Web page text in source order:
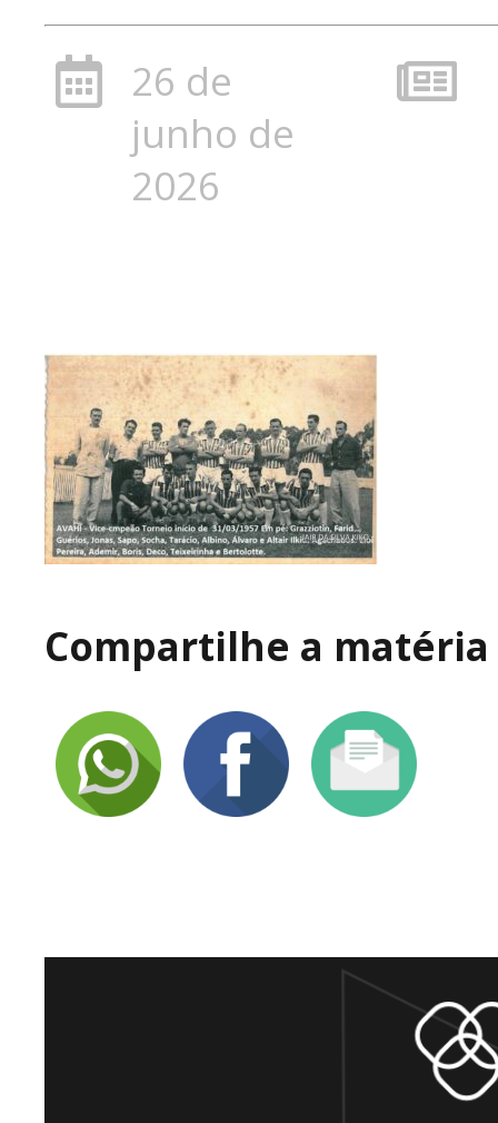
26 de
junho de
2026
Compartilhe a